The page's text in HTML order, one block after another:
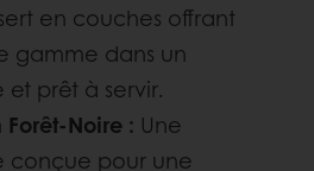
en couches offrant
gamme dans un
prêt à servir.
Noire : Une
conçue pour une